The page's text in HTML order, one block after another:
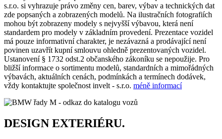
s.r.o. si vyhrazuje právo změny cen, barev, výbav a technických dat
zde popsaných a zobrazených modelů. Na ilustračních fotografiích
mohou být zobrazeny modely s nejvyšší výbavou, která není
standardem pro modely v základním provedení. Prezentace vozidel
má pouze informativní charakter, je nezávazná a prodávající není
povinen uzavřít kupní smlouvu ohledně prezentovaných vozidel.
Ustanovení § 1732 odst.2 občanského zákoníku se nepoužije. Pro
bližší informace o sortimentu modelů, standardních a mimořádných
výbavách, aktuálních cenách, podmínkách a termínech dodávek,
vždy kontaktujte společnost invelt - s.r.o. méně informací
DESIGN EXTERIÉRU.